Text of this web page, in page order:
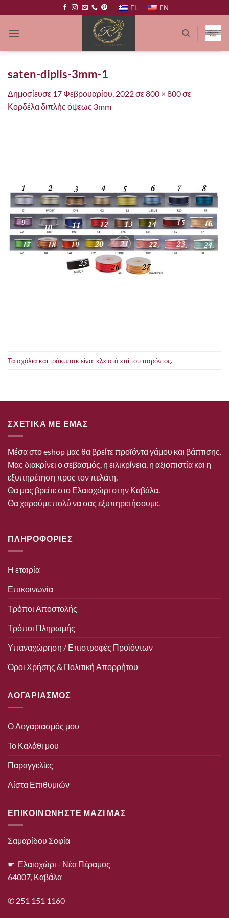
στο
περιεχόμενο
EL EN
saten-diplis-3mm-1
Δημοσίευσε 17 Φεβρουαρίου, 2022σε800 × 800σε
Κορδέλα διπλής όψεως 3mm
Τα σχόλια και τράκμπακ είναι κλειστά επί του παρόντος.
ΣΧΕΤΙΚΑ ΜΕ ΕΜΑΣ
Μέσα στο eshop μας θα βρείτε προϊόντα γάμου και βάπτισης.
Μας διακρίνει ο σεβασμός, η ειλικρίνεια, η αξιοπιστία και η
εξυπηρέτηση προς τον πελάτη.
Θα μας βρείτε στο Ελαιοχώρι στην Καβάλα.
Θα χαρούμε πολύ να σας εξυπηρετήσουμε.
ΠΛΗΡΟΦΟΡΙΕΣ
Η εταιρία
Επικοινωνία
Τρόποι Αποστολής
Τρόποι Πληρωμής
Υπαναχώρηση / Επιστροφές Προϊόντων
Όροι Χρήσης & Πολιτική Απορρήτου
ΛΟΓΑΡΙΑΣΜΟΣ
Ο Λογαριασμός μου
Το Καλάθι μου
Παραγγελίες
Λίστα Επιθυμιών
ΕΠΙΚΟΙΝΩΝΗΣΤΕ ΜΑΖΙ ΜΑΣ
Σαμαρίδου Σοφία
☛ Ελαιοχώρι - Νέα Πέραμος
64007, Καβάλα
✆ 251 151 1160